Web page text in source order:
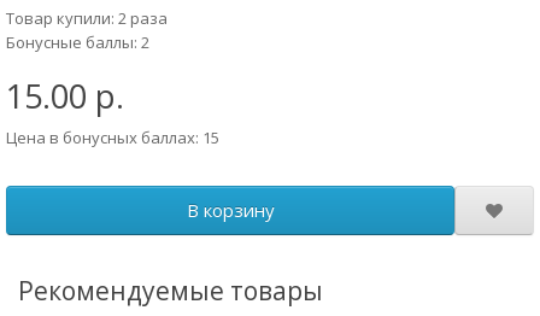
Товар купили: 2 раза
Бонусные баллы: 2
15.00 р.
Цена в бонусных баллах: 15
В корзину
Рекомендуемые товары